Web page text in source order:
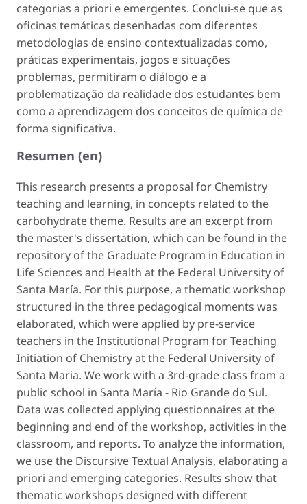
categorias a priori e emergentes. Conclui-se que as
oficinas temáticas desenhadas com diferentes
metodologias de ensino contextualizadas como,
práticas experimentais, jogos e situações
problemas, permitiram o diálogo e a
problematização da realidade dos estudantes bem
como a aprendizagem dos conceitos de química de
forma significativa.
Resumen (en)
This research presents a proposal for Chemistry
teaching and learning, in concepts related to the
carbohydrate theme. Results are an excerpt from
the master's dissertation, which can be found in the
repository of the Graduate Program in Education in
Life Sciences and Health at the Federal University of
Santa María. For this purpose, a thematic workshop
structured in the three pedagogical moments was
elaborated, which were applied by pre-service
teachers in the Institutional Program for Teaching
Initiation of Chemistry at the Federal University of
Santa Maria. We work with a 3rd-grade class from a
public school in Santa María - Rio Grande do Sul.
Data was collected applying questionnaires at the
beginning and end of the workshop, activities in the
classroom, and reports. To analyze the information,
we use the Discursive Textual Analysis, elaborating a
priori and emerging categories. Results show that
thematic workshops designed with different